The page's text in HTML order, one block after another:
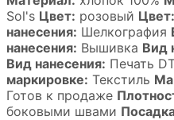
Sol's Цвет: розовый Цвет:
нанесения: Шелкография
нанесения: Вышивка Вид
Вид нанесения: Печать
маркировке: Текстиль
Готов к продаже
боковыми швами